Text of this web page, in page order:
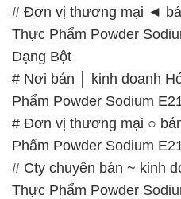
# Đơn vị thương mại ◄
Thực Phẩm Powder
Dạng Bột
# Nơi bán │ kinh doanh
Phẩm Powder Sodium
# Đơn vị thương mại ○
Phẩm Powder Sodium
# Cty chuyên bán ~ kinh
Thực Phẩm Powder